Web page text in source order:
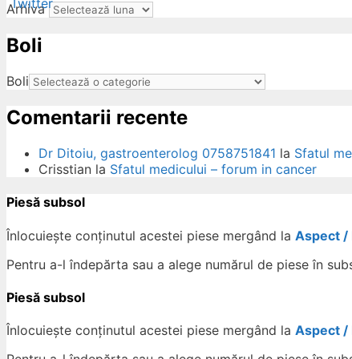
Arhiva
Boli
Boli
Comentarii recente
Dr Ditoiu, gastroenterolog 0758751841 la Sfatul
Crisstian la Sfatul medicului – forum in cancer
Piesă subsol
Înlocuiește conținutul acestei piese mergând la Aspect /
Pentru a-l îndepărta sau a alege numărul de piese în
Piesă subsol
Înlocuiește conținutul acestei piese mergând la Aspect /